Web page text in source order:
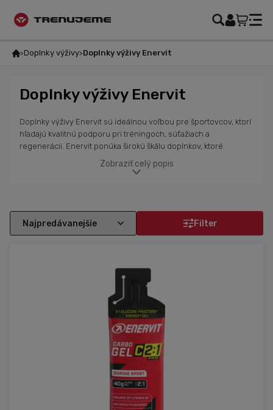
Doplnky výživy Doplnky výživy Enervit
Doplnky výživy Enervit
Doplnky výživy Enervit sú ideálnou voľbou pre športovcov, ktorí
hľadajú kvalitnú podporu pri tréningoch, súťažiach a
regenerácii. Enervit ponúka širokú škálu doplnkov, ktoré
obsahujú dôležité živiny ako vitamíny, minerály, sacharidy a
proteíny.Energetické nápoje, proteínové prípravky,
Enervit produkty sú obľúbené medzi profesionálnymi
Zobraziť celý popis
Filter